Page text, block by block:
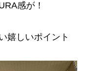
感が！
嬉しいポイント